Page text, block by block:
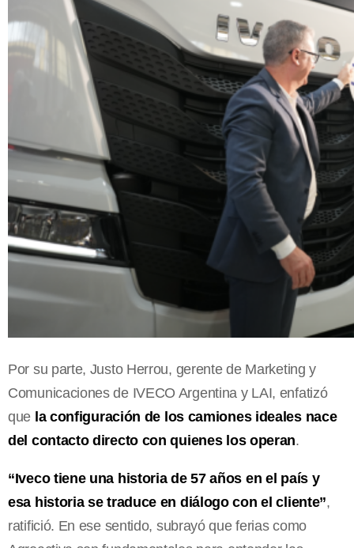
Por su parte, Justo Herrou, gerente de Marketing y
Comunicaciones de IVECO Argentina y LAI, enfatizó
que la configuración de los camiones ideales nace
del contacto directo con quienes los operan.
“Iveco tiene una historia de 57 años en el país y
esa historia se traduce en diálogo con el cliente”,
ratifició. En ese sentido, subrayó que ferias como